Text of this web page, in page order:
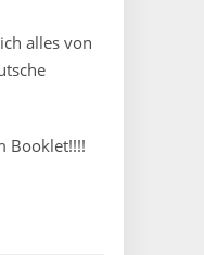
alles von
Booklet!!!!